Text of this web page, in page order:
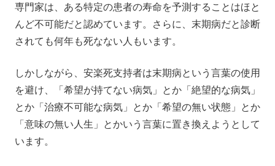
専門家は、ある特定の患者の寿命を予測することはほと
んど不可能だと認めています。さらに、末期病だと診断
されても何年も死なない人もいます。
しかしながら、安楽死支持者は末期病という言葉の使用
を避け、「希望が持てない病気」とか「絶望的な病気」
とか「治療不可能な病気」とか「希望の無い状態」とか
「意味の無い人生」とかいう言葉に置き換えようとして
います。